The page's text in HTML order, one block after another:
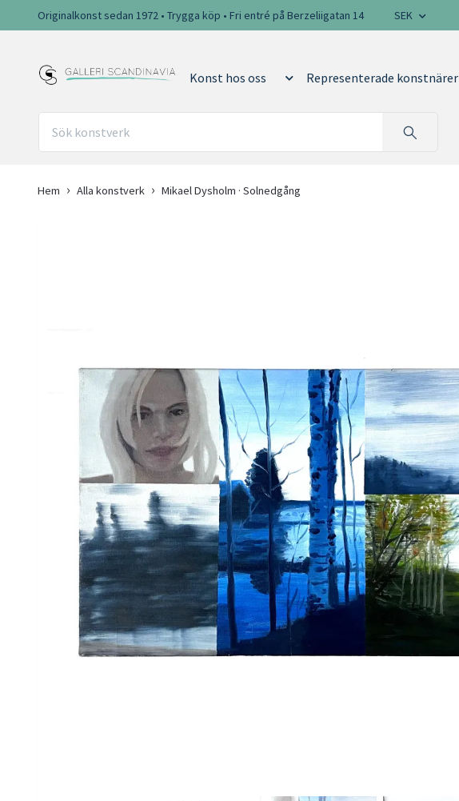
Originalkonst sedan 1972 • Trygga köp • Fri entré på Berzeliigatan 14 SEK
Konst hos oss Representerade konstnärer
Hem Alla konstverk Mikael Dysholm · Solnedgång